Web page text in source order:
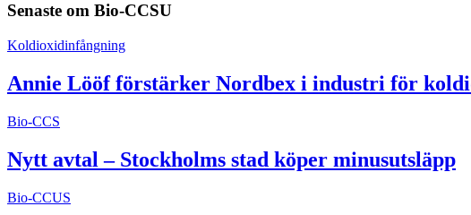
Senaste om Bio-CCSU
Koldioxidinfångning
Annie Lööf förstärker Nordbex i industri för
Bio-CCS
Nytt avtal – Stockholms stad köper minusutsläpp
Bio-CCUS